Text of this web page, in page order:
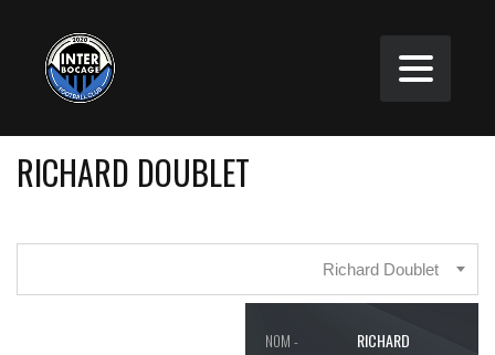
RICHARD DOUBLET
Richard Doublet
NOM -
RICHARD